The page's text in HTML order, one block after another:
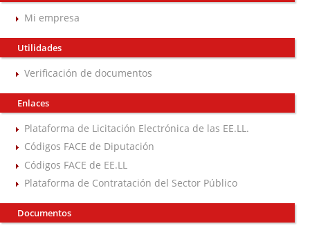
Mi empresa
Utilidades
Verificación de documentos
Enlaces
Plataforma de Licitación Electrónica de las EE.LL.
Códigos FACE de Diputación
Códigos FACE de EE.LL
Plataforma de Contratación del Sector Público
Documentos